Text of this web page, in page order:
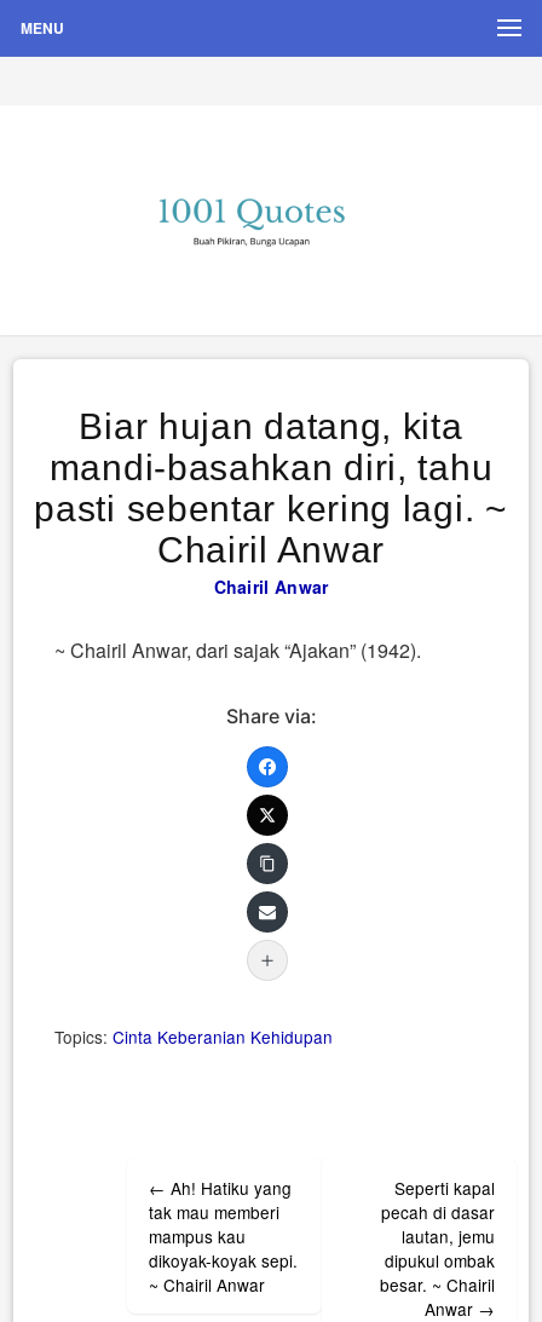
MENU
Quote Hari Puisi
Biar hujan datang, kita
mandi-basahkan diri, tahu
pasti sebentar kering lagi. ~
Chairil Anwar
Chairil Anwar
~ Chairil Anwar, dari sajak “Ajakan” (1942).
Share via:
Topics: Cinta Keberanian Kehidupan
navigation
← Ah! Hatiku yang
tak mau memberi
mampus kau
dikoyak-koyak sepi.
~ Chairil Anwar
Seperti kapal
pecah di dasar
lautan, jemu
dipukul ombak
besar. ~ Chairil
Anwar →